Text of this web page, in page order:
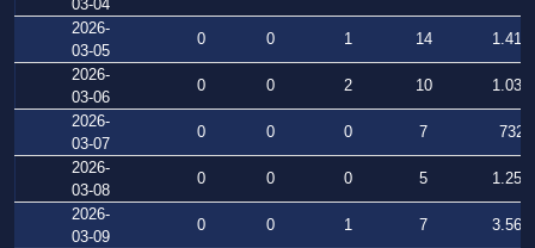
03-04
2026-
03-05
0 0 1 14
1.416
2026-
03-06
0 0 2 10
1.035
2026-
03-07
0 0 0 7
732
2026-
03-08
0 0 0 5
1.257
2026-
03-09
0 0 1 7
3.563